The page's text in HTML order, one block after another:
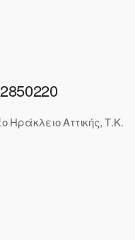
Ηράκλειο Αττικής, Τ.Κ.